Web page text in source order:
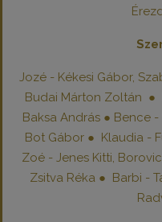
Jozé - Kékesi Gábor,
Budai Márton Zoltán ●
Baksa András ● Bence
Bot Gábor ● Klaudia -
Zoé - Jenes Kitti,
Zsitva Réka ● Barbi -